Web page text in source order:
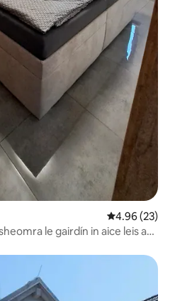
Meánrátáil
4.96 (23)
le gairdín in aice leis an